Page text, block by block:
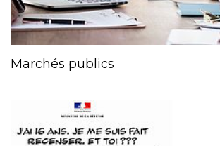
Marchés publics